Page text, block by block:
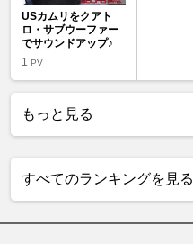
USカムリをクアト
ロ・サブウーファー
でサウンドアップ♪
1 PV
もっと見る
すべてのランキングを見る